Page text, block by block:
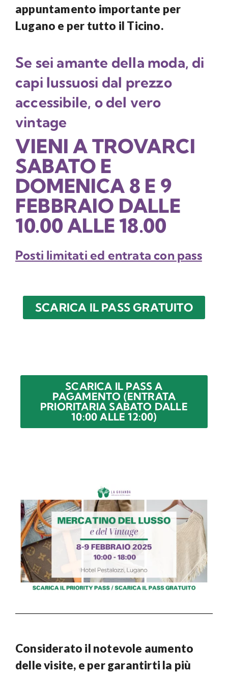
appuntamento importante per
Lugano e per tutto il Ticino.
Se sei amante della moda, di
capi lussuosi dal prezzo
accessibile, o del vero
vintage
VIENI A TROVARCI
SABATO E
DOMENICA 8 E 9
FEBBRAIO DALLE
10.00 ALLE 18.00
Posti limitati ed entrata con pass
SCARICA IL PASS GRATUITO
SCARICA IL PASS A
PAGAMENTO (ENTRATA
PRIORITARIA SABATO DALLE
10:00 ALLE 12:00)
Considerato il notevole aumento
delle visite, e per garantirti la più